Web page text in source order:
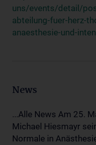
uns/events/detail/
abteilung-fuer-herz-
anaesthesie-und-
News
...Alle News Am 25.
Michael Hiesmayr
Normale in